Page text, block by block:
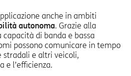
anche in ambiti
autonoma. Grazie alla
di banda e bassa
possono comunicare in tempo
e altri veicoli,
e l’efficienza.